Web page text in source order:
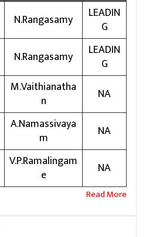
N.Rangasamy
LEADIN
G
N.Rangasamy
LEADIN
G
M.Vaithianatha
n
NA
A.Namassivaya
m
NA
V.P.Ramalingam
e
NA